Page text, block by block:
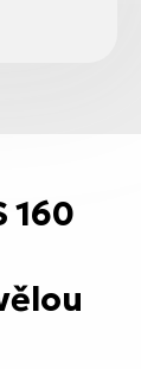
160